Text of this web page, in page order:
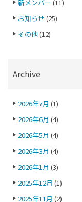
新メンバー (11)
お知らせ (25)
その他(12)
Archive
2026年7月 (1)
2026年6月 (4)
2026年5月 (4)
2026年3月 (4)
2026年1月 (3)
2025年12月 (1)
2025年11月 (2)